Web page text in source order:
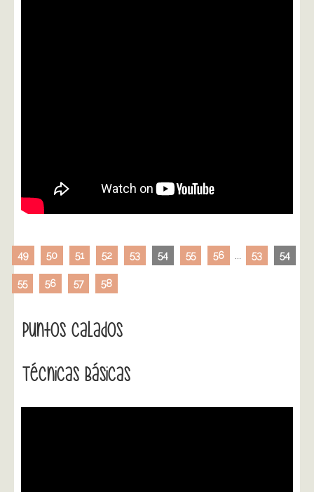
49 50 51 52 53 54 55 56 53 54
55 56 57 58
Puntos Calados
Técnicas Básicas